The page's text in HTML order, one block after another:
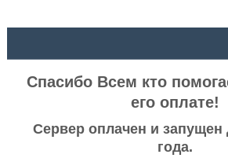
Спасибо Всем кто
его оплате!
Сервер оплачен и запущен
года.